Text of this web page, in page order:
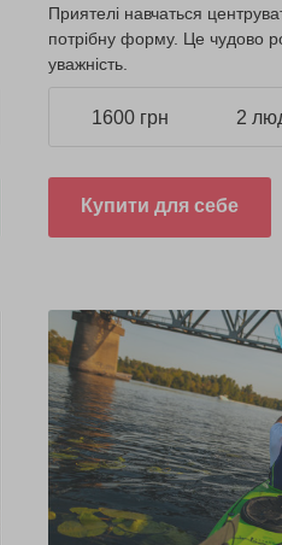
Приятелі навчаться
потрібну форму. Це чудово
уважність.
1600 грн 2
Купити для себе